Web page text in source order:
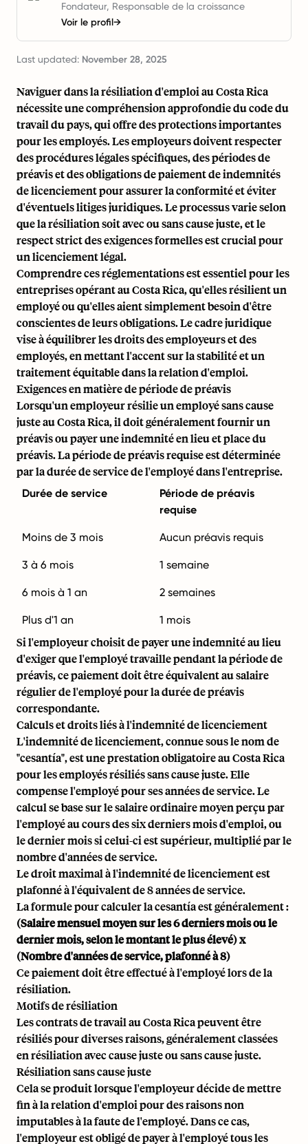
Fondateur, Responsable de la croissance
Voir le profil→
Last updated: November 28, 2025
Naviguer dans la résiliation d'emploi au Costa Rica
nécessite une compréhension approfondie du code du
travail du pays, qui offre des protections importantes
pour les employés. Les employeurs doivent respecter
des procédures légales spécifiques, des périodes de
préavis et des obligations de paiement de indemnités
de licenciement pour assurer la conformité et éviter
d'éventuels litiges juridiques. Le processus varie selon
que la résiliation soit avec ou sans cause juste, et le
respect strict des exigences formelles est crucial pour
un licenciement légal.
Comprendre ces réglementations est essentiel pour les
entreprises opérant au Costa Rica, qu'elles résilient un
employé ou qu'elles aient simplement besoin d'être
conscientes de leurs obligations. Le cadre juridique
vise à équilibrer les droits des employeurs et des
employés, en mettant l'accent sur la stabilité et un
traitement équitable dans la relation d'emploi.
Exigences en matière de période de préavis
Lorsqu'un employeur résilie un employé sans cause
juste au Costa Rica, il doit généralement fournir un
préavis ou payer une indemnité en lieu et place du
préavis. La période de préavis requise est déterminée
par la durée de service de l'employé dans l'entreprise.
Durée de service
Période de préavis
requise
Moins de 3 mois Aucun préavis requis
3 à 6 mois 1 semaine
6 mois à 1 an 2 semaines
Plus d'1 an 1 mois
Si l'employeur choisit de payer une indemnité au lieu
d'exiger que l'employé travaille pendant la période de
préavis, ce paiement doit être équivalent au salaire
régulier de l'employé pour la durée de préavis
correspondante.
Calculs et droits liés à l'indemnité de licenciement
L'indemnité de licenciement, connue sous le nom de
"cesantía", est une prestation obligatoire au Costa Rica
pour les employés résiliés sans cause juste. Elle
compense l'employé pour ses années de service. Le
calcul se base sur le salaire ordinaire moyen perçu par
l'employé au cours des six derniers mois d'emploi, ou
le dernier mois si celui-ci est supérieur, multiplié par le
nombre d'années de service.
Le droit maximal à l'indemnité de licenciement est
plafonné à l'équivalent de 8 années de service.
La formule pour calculer la cesantía est généralement :
(Salaire mensuel moyen sur les 6 derniers mois ou le
dernier mois, selon le montant le plus élevé) x
(Nombre d'années de service, plafonné à 8)
Ce paiement doit être effectué à l'employé lors de la
résiliation.
Motifs de résiliation
Les contrats de travail au Costa Rica peuvent être
résiliés pour diverses raisons, généralement classées
en résiliation avec cause juste ou sans cause juste.
Résiliation sans cause juste
Cela se produit lorsque l'employeur décide de mettre
fin à la relation d'emploi pour des raisons non
imputables à la faute de l'employé. Dans ce cas,
l'employeur est obligé de payer à l'employé tous les